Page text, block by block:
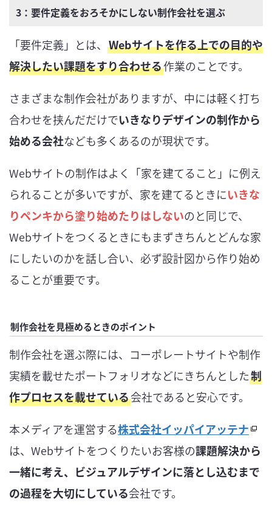
3：要件定義をおろそかにしない制作会社を選ぶ
「要件定義」とは、 Webサイトを作る上での目的や
解決したい課題をすり合わせる作業のことです。
さまざまな制作会社がありますが、中には軽く打ち
合わせを挟んだだけでいきなりデザインの制作から
始める会社なども多くあるのが現状です。
Webサイトの制作はよく「家を建てること」に例え
られることが多いですが、家を建てるときにいきな
りペンキから塗り始めたりはしないのと同じで、
Webサイトをつくるときにもまずきちんとどんな家
にしたいのかを話し合い、必ず設計図から作り始め
ることが重要です。
制作会社を見極めるときのポイント
制作会社を選ぶ際には、コーポレートサイトや制作
実績を載せたポートフォリオなどにきちんとした制
作プロセスを載せている会社であると安心です。
本メディアを運営する株式会社イッパイアッテナ
は、Webサイトをつくりたいお客様の課題解決から
一緒に考え、ビジュアルデザインに落とし込むまで
の過程を大切にしている会社です。